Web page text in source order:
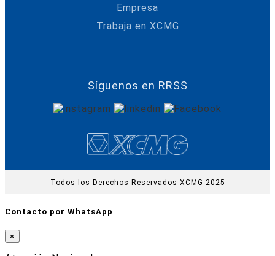
Empresa
Trabaja en XCMG
Síguenos en RRSS
Todos los Derechos Reservados XCMG 2025
Contacto por WhatsApp
×